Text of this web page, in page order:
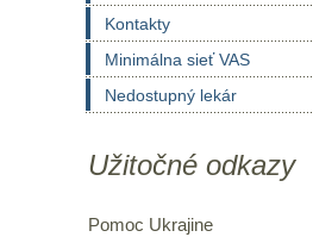
Kontakty
Minimálna sieť VAS
Nedostupný lekár
Užitočné odkazy
Pomoc Ukrajine